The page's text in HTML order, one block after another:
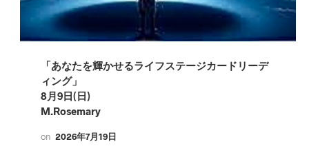
「あなたを輝かせるライフステージカードリーデ
ィング」
8月9日(日)
M.Rosemary
on 2026年7月19日